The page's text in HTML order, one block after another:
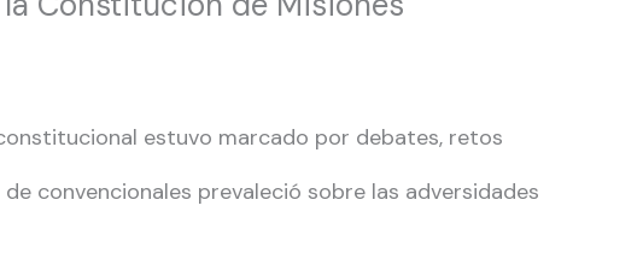
estuvo marcado por debates, retos
convencionales prevaleció sobre las adversidades